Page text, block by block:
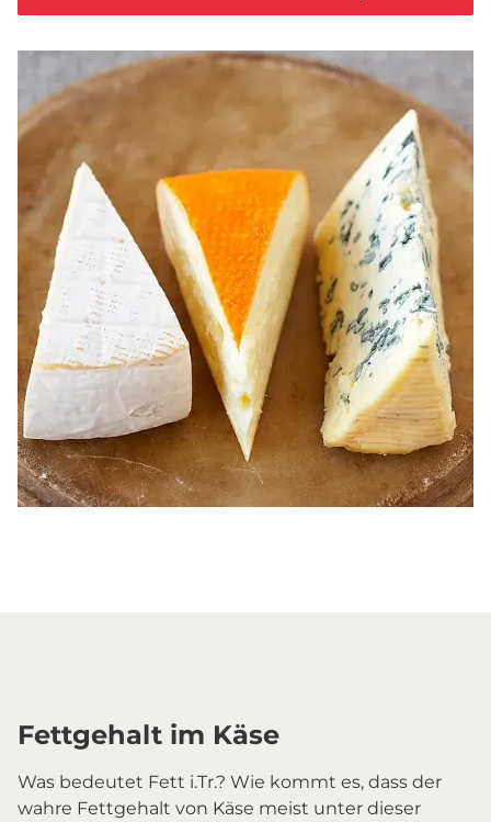
Fettgehalt im Käse
Was bedeutet Fett i.Tr.? Wie kommt es, dass der
wahre Fettgehalt von Käse meist unter dieser